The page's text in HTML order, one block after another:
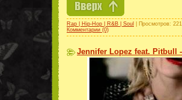
Rap | Hip-Hop | R&B | Soul
| Просмотров:
Комментарии (0)
Jennifer Lopez feat. Pitbull